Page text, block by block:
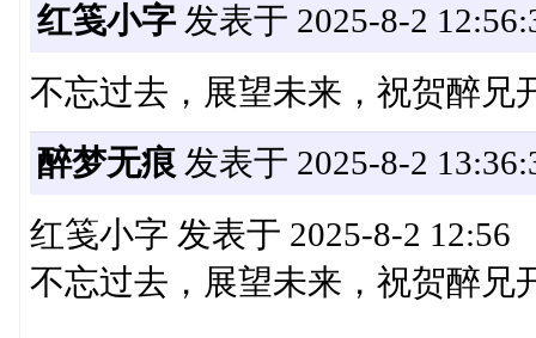
红笺小字发表于 2025-8-2
不忘过去，展望未来，祝贺醉兄
醉梦无痕发表于 2025-8-2
红笺小字 发表于 2025-8-2 12:56
不忘过去，展望未来，祝贺醉兄